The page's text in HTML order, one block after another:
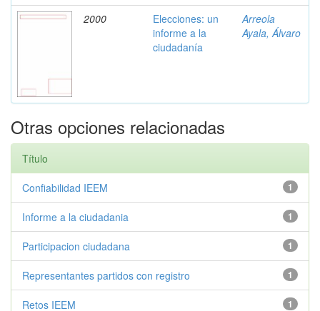
2000
Elecciones: un
informe a la
ciudadanía
Arreola
Ayala, Álvaro
Otras opciones relacionadas
Título
1
Confiabilidad IEEM
1
Informe a la ciudadania
1
Participacion ciudadana
1
Representantes partidos con registro
1
Retos IEEM